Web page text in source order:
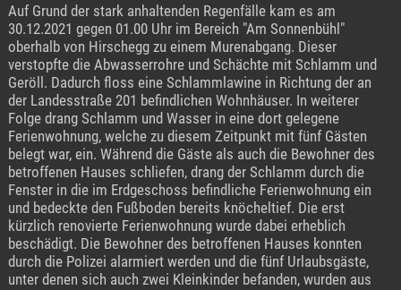
Auf Grund der stark anhaltenden Regenfälle kam es am
30.12.2021 gegen 01.00 Uhr im Bereich "Am Sonnenbühl"
oberhalb von Hirschegg zu einem Murenabgang. Dieser
verstopfte die Abwasserrohre und Schächte mit Schlamm und
Geröll. Dadurch floss eine Schlammlawine in Richtung der an
der Landesstraße 201 befindlichen Wohnhäuser. In weiterer
Folge drang Schlamm und Wasser in eine dort gelegene
Ferienwohnung, welche zu diesem Zeitpunkt mit fünf Gästen
belegt war, ein. Während die Gäste als auch die Bewohner des
betroffenen Hauses schliefen, drang der Schlamm durch die
Fenster in die im Erdgeschoss befindliche Ferienwohnung ein
und bedeckte den Fußboden bereits knöcheltief. Die erst
kürzlich renovierte Ferienwohnung wurde dabei erheblich
beschädigt. Die Bewohner des betroffenen Hauses konnten
durch die Polizei alarmiert werden und die fünf Urlaubsgäste,
unter denen sich auch zwei Kleinkinder befanden, wurden aus